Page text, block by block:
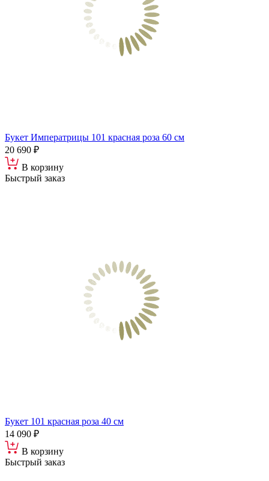
Букет Императрицы 101 красная роза 60 см
20 690 ₽
В корзину
Быстрый заказ
Букет 101 красная роза 40 см
14 090 ₽
В корзину
Быстрый заказ